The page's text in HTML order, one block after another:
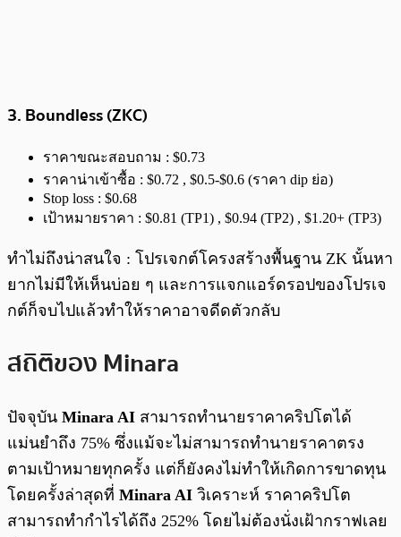
3. Boundless (ZKC)
ราคาขณะสอบถาม : $0.73
ราคาน่าเข้าซื้อ : $0.72 , $0.5-$0.6 (ราคา dip ย่อ)
Stop loss : $0.68
เป้าหมายราคา : $0.81 (TP1) , $0.94 (TP2) , $1.20+ (TP3)
ทำไม่ถึงน่าสนใจ : โปรเจกต์โครงสร้างพื้นฐาน ZK นั้นหา
ยากไม่มีให้เห็นบ่อย ๆ และการแจกแอร์ดรอปของโปรเจ
กต์ก็จบไปแล้วทำให้ราคาอาจดีดตัวกลับ
สถิติของ Minara
ปัจจุบัน Minara AI สามารถทำนายราคาคริปโตได้
แม่นยำถึง 75% ซึ่งแม้จะไม่สามารถทำนายราคาตรง
ตามเป้าหมายทุกครั้ง แต่ก็ยังคงไม่ทำให้เกิดการขาดทุน
โดยครั้งล่าสุดที่ Minara AI วิเคราะห์ ราคาคริปโต
สามารถทำกำไรได้ถึง 252% โดยไม่ต้องนั่งเฝ้ากราฟเลย